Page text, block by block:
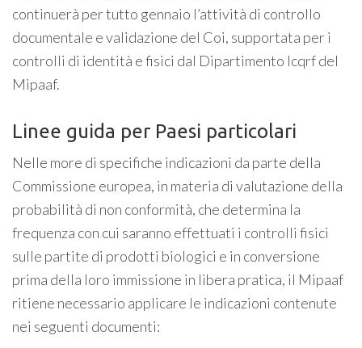
continuerà per tutto gennaio l’attività di controllo
documentale e validazione del Coi, supportata per i
controlli di identità e fisici dal Dipartimento Icqrf del
Mipaaf.
Linee guida per Paesi particolari
Nelle more di specifiche indicazioni da parte della
Commissione europea, in materia di valutazione della
probabilità di non conformità, che determina la
frequenza con cui saranno effettuati i controlli fisici
sulle partite di prodotti biologici e in conversione
prima della loro immissione in libera pratica, il Mipaaf
ritiene necessario applicare le indicazioni contenute
nei seguenti documenti: